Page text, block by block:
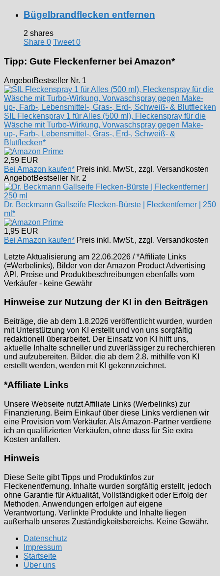
Bügelbrandflecken entfernen
2 shares
Share 0 Tweet 0
Tipp: Gute Fleckenferner bei Amazon*
AngebotBestseller Nr. 1
SIL Fleckenspray 1 für Alles (500 ml), Fleckenspray für die
Wäsche mit Turbo-Wirkung, Vorwaschspray gegen Make-
up-, Farb-, Lebensmittel-, Gras-, Erd-, Schweiß- &
Blutflecken*
2,59 EUR
Bei Amazon kaufen* Preis inkl. MwSt., zzgl. Versandkosten
AngebotBestseller Nr. 2
Dr. Beckmann Gallseife Flecken-Bürste | Fleckentferner | 250
ml*
1,95 EUR
Bei Amazon kaufen* Preis inkl. MwSt., zzgl. Versandkosten
Letzte Aktualisierung am 22.06.2026 / *Affiliate Links
(=Werbelinks), Bilder von der Amazon Product Advertising
API, Preise und Produktbeschreibungen ebenfalls vom
Verkäufer - keine Gewähr
Hinweise zur Nutzung der KI in den Beiträgen
Beiträge, die ab dem 1.8.2026 veröffentlicht wurden, wurden
mit Unterstützung von KI erstellt und von uns sorgfältig
redaktionell überarbeitet. Der Einsatz von KI hilft uns,
aktuelle Inhalte schneller und zuverlässiger zu recherchieren
und aufzubereiten. Bilder, die ab dem 2.8. mithilfe von KI
erstellt werden, werden mit KI gekennzeichnet.
*Affiliate Links
Unsere Webseite nutzt Affiliate Links (Werbelinks) zur
Finanzierung. Beim Einkauf über diese Links verdienen wir
eine Provision vom Verkäufer. Als Amazon-Partner verdiene
ich an qualifizierten Verkäufen, ohne dass für Sie extra
Kosten anfallen.
Hinweis
Diese Seite gibt Tipps und Produktinfos zur
Fleckenentfernung. Inhalte wurden sorgfältig erstellt, jedoch
ohne Garantie für Aktualität, Vollständigkeit oder Erfolg der
Methoden. Anwendungen erfolgen auf eigene
Verantwortung. Verlinkte Produkte und Inhalte liegen
außerhalb unseres Zuständigkeitsbereichs. Keine Gewähr.
Datenschutz
Impressum
Startseite
Über uns